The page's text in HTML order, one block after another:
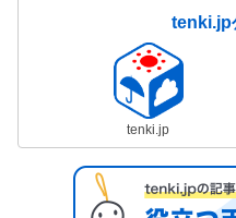
tenki.jp
tenki.jp